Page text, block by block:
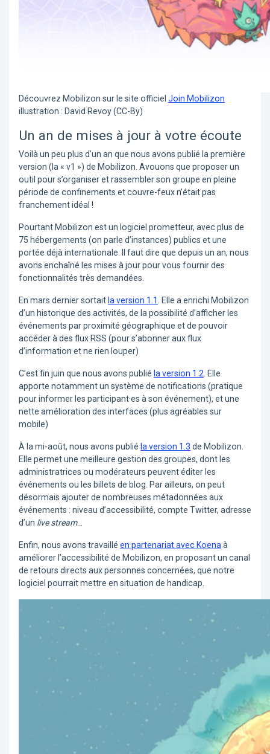
Découvrez Mobilizon sur le site officiel Join Mobilizon
illustration : David Revoy (CC-By)
Un an de mises à jour à votre écoute
Voilà un peu plus d’un an que nous avons publié la première
version (la « v1 ») de Mobilizon. Avouons que proposer un
outil pour s’organiser et rassembler son groupe en pleine
période de confinements et couvre-feux n’était pas
franchement idéal !
Pourtant Mobilizon est un logiciel prometteur, avec plus de
75 hébergements (on parle d’instances) publics et une
portée déjà internationale. Il faut dire que depuis un an, nous
avons enchaîné les mises à jour pour vous fournir des
fonctionnalités très demandées.
En mars dernier sortait la version 1.1 . Elle a enrichi Mobilizon
d’un historique des activités, de la possibilité d’afficher les
événements par proximité géographique et de pouvoir
accéder à des flux RSS (pour s’abonner aux flux
d’information et ne rien louper)
C’est fin juin que nous avons publié la version 1.2. Elle
apporte notamment un système de notifications (pratique
pour informer les participant·es à son événement), et une
nette amélioration des interfaces (plus agréables sur
mobile)
À la mi-août, nous avons publié la version 1.3 de Mobilizon.
Elle permet une meilleure gestion des groupes, dont les
administratrices ou modérateurs peuvent éditer les
événements ou les billets de blog. Par ailleurs, on peut
désormais ajouter de nombreuses métadonnées aux
événements : niveau d’accessibilité, compte Twitter, adresse
d’un live stream…
Enfin, nous avons travaillé en partenariat avec Koenaà
améliorer l’accessibilité de Mobilizon, en proposant un canal
de retours directs aux personnes concernées, que notre
logiciel pourrait mettre en situation de handicap.